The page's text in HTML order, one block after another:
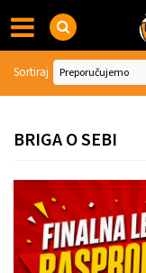
BRIGA O SEBI
Sortiraj